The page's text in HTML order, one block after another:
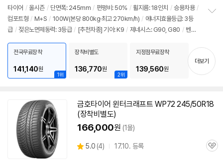
점
리
뷰
타이어 / 올시즌 / 단면폭: 245mm / 편평비: 50% / 휠지름: 18인치 / 승용차용 /
컴포트형 / M+S / 100W(본당 800kg·최고 270km/h) / 에너지효율등급: 3등
급 / 젖은노면제동력: 3등급 / [추천차종] 기아: K9 / 제네시스: G90, G80 / 벤츠:
기
1위
전국무료장착
141,140원
2위
장착비별도
136,770원
지정점무료장착
139,560원
더보기
금호타이어 윈터크래프트 WP72 245/50R18
(장착비별도)
166,000원 (1몰)
별
5.0 (상
4) 17.10. 등록
관